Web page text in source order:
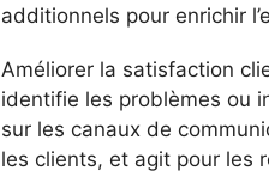
additionnels pour enrichir
Améliorer la satisfaction
identifie les problèmes ou
sur les canaux de
les clients, et agit pour les